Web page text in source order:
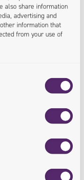
also share information
advertising and
information that
from your use of
/ WO SOLL